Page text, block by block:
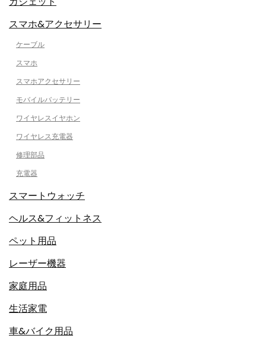
スマホ&アクセサリー
ケーブル
スマホ
スマホアクセサリー
モバイルバッテリー
ワイヤレスイヤホン
ワイヤレス充電器
修理部品
充電器
スマートウォッチ
ヘルス&フィットネス
ペット用品
レーザー機器
家庭用品
生活家電
車&バイク用品